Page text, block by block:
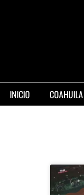
INICIO COAHUILA